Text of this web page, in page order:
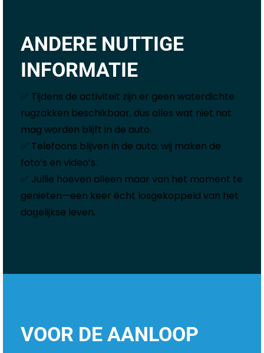
ANDERE NUTTIGE
INFORMATIE
✅ Tijdens de activiteit zijn er geen waterdichte
rugzakken beschikbaar, dus alles wat niet nat
mag worden blijft in de auto.
✅ Telefoons blijven in de auto; wij maken de
foto’s en video’s.
✅ Jullie hoeven alleen maar van het moment te
genieten—een keer écht losgekoppeld van het
dagelijkse leven.
VOOR DE AANLOOP